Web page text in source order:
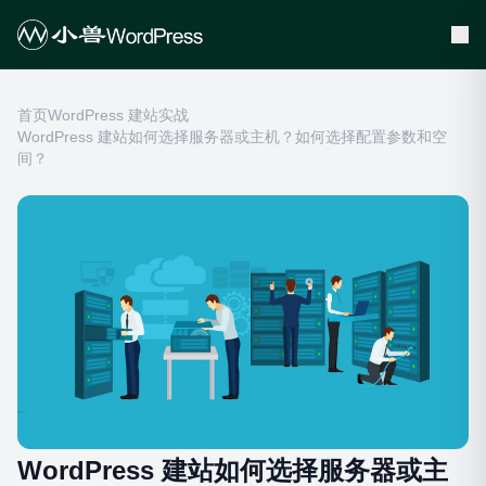
首页WordPress 建站实战
WordPress 建站如何选择服务器或主机？如何选择配置参数和空
间？
WordPress 建站如何选择服务器或主